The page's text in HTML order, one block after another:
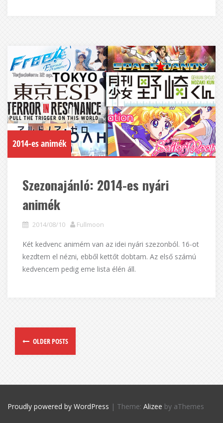
2014-es animék
Szezonajánló: 2014-es nyári
animék
2014/08/10 Fullmoon
Két kedvenc animém van az idei nyári szezonból. 16-ot
kezdtem el nézni, ebből kettőt dobtam. Az első számú
kedvencem pedig eme lista élén áll.
OLDER POSTS
Proudly powered by WordPress | Theme: Alizee by aThemes